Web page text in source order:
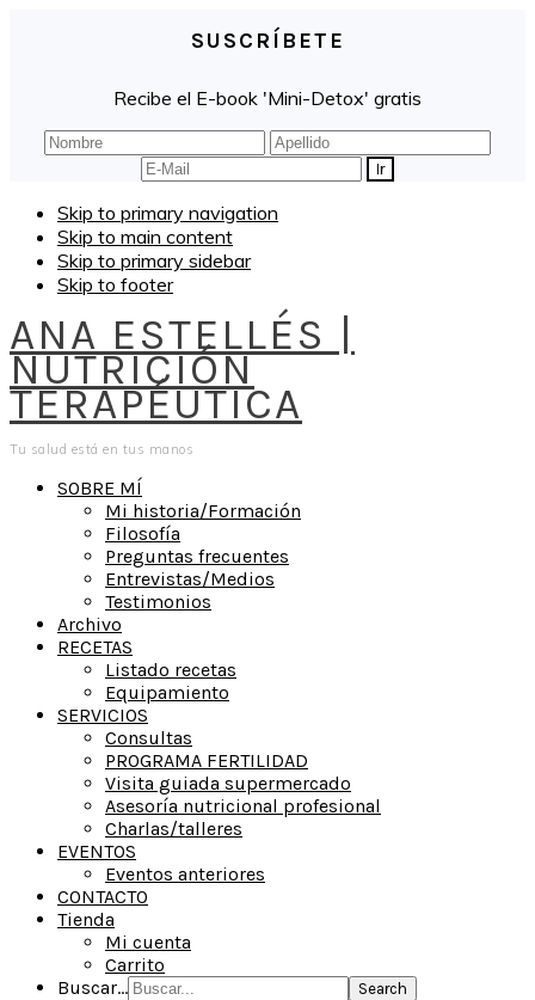
SUSCRÍBETE
Recibe el E-book 'Mini-Detox' gratis
Skip to primary navigation
Skip to main content
Skip to primary sidebar
Skip to footer
ANA ESTELLÉS |
NUTRICIÓN
TERAPÉUTICA
Tu salud está en tus manos
SOBRE MÍ
Mi historia/Formación
Filosofía
Preguntas frecuentes
Entrevistas/Medios
Testimonios
Archivo
RECETAS
Listado recetas
Equipamiento
SERVICIOS
Consultas
PROGRAMA FERTILIDAD
Visita guiada supermercado
Asesoría nutricional profesional
Charlas/talleres
EVENTOS
Eventos anteriores
CONTACTO
Tienda
Mi cuenta
Carrito
Buscar...